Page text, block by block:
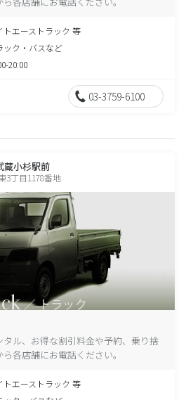
トエーストラック 等
ック・バスなど
20:00
03-3759-6100
蔵小杉駅前
3丁目1178番地
タル、お得な割引料金や予約、乗り捨
各店舗にお電話ください。
トエーストラック 等